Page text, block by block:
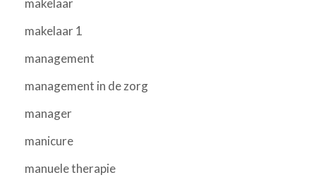
makelaar 1
management
management in de zorg
manager
manicure
manuele therapie